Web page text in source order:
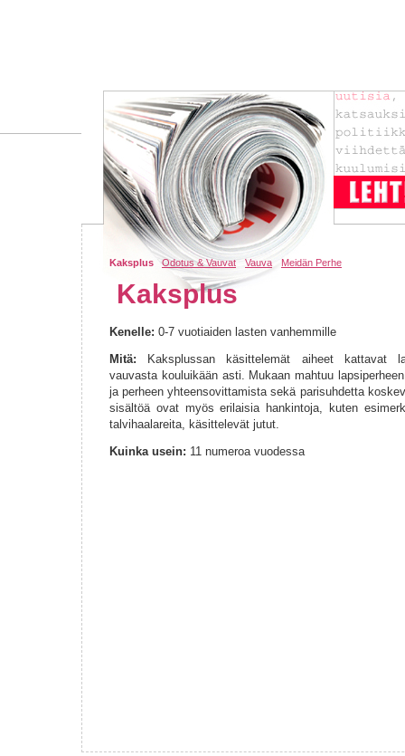
Kaksplus Odotus & Vauvat Vauva Meidän Perhe
Kaksplus
Kenelle: 0-7 vuotiaiden lasten vanhemmille
Mitä: Kaksplussan käsittelemät aiheet kattavat
vauvasta kouluikään asti. Mukaan mahtuu
ja perheen yhteensovittamista sekä parisuhdetta
sisältöä ovat myös erilaisia hankintoja, kuten
talvihaalareita, käsittelevät jutut.
Kuinka usein: 11 numeroa vuodessa